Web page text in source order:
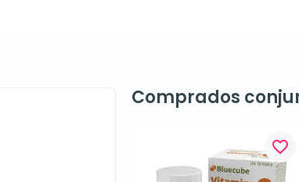
Comprados
favorite_border